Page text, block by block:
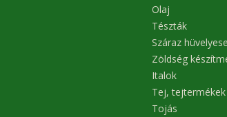
Olaj
Tészták
Száraz
Zöldség
Italok
Tej, tejtermékek
Tojás